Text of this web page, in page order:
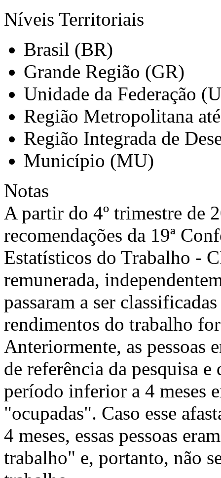
Níveis Territoriais
Brasil (BR)
Grande Região (GR)
Unidade da Federação
Região Metropolitana
Região Integrada de
Município (MU)
Notas
A partir do 4º trimestre de
recomendações da 19ª
Estatísticos do Trabalho -
remunerada,
passaram a ser
rendimentos do trabalho
Anteriormente, as pessoas
de referência da pesquisa e
período inferior a 4 meses
"ocupadas". Caso esse
4 meses, essas pessoas
trabalho" e, portanto, não